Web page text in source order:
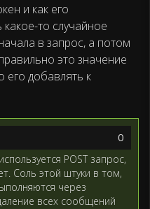
и как его
то случайное
в запрос, а потом
это значение
его добавлять к
0
POST запрос,
Соль этой штуки в том,
через
всех сообщений